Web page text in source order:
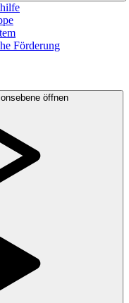
Förderung
öffnen